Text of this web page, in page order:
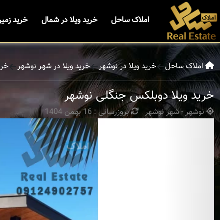
املاک ساحل خرید ویلا در شمال خرید
املاک ساحل خرید ویلا در نوشهر خرید ویلا در شهر نوشهر
خرید ویلا دوبلکس جنگلی نوشهر
نوشهر - شهر نوشهر بروزرسانی : 16 بهمن 1404